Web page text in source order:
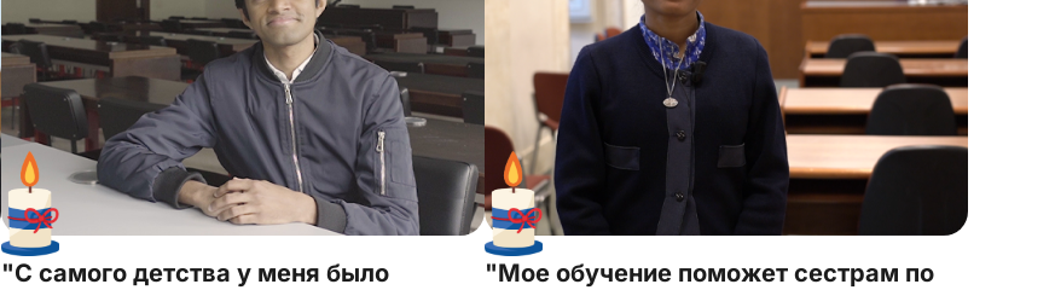
"С самого детства у меня было
"Мое обучение поможет сестрам по